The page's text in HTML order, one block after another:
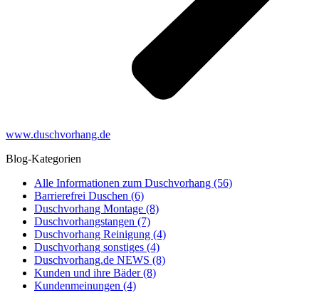
www.duschvorhang.de
Blog-Kategorien
Alle Informationen zum Duschvorhang (56)
Barrierefrei Duschen (6)
Duschvorhang Montage (8)
Duschvorhangstangen (7)
Duschvorhang Reinigung (4)
Duschvorhang sonstiges (4)
Duschvorhang.de NEWS (8)
Kunden und ihre Bäder (8)
Kundenmeinungen (4)